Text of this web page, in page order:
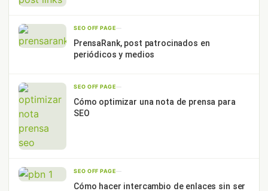
SEO OFF PAGE—
PrensaRank, post patrocinados en
periódicos y medios
SEO OFF PAGE—
Cómo optimizar una nota de prensa para
SEO
SEO OFF PAGE—
Cómo hacer intercambio de enlaces sin ser